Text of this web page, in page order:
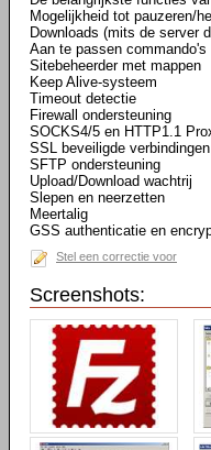
Mogelijkheid tot pauzeren/
Downloads (mits de server
Aan te passen commando's
Sitebeheerder met mappen
Keep Alive-systeem
Timeout detectie
Firewall ondersteuning
SOCKS4/5 en HTTP1.1
SSL beveiligde verbindingen
SFTP ondersteuning
Upload/Download wachtrij
Slepen en neerzetten
Meertalig
GSS authenticatie en
Stel een correctie voor
Screenshots: